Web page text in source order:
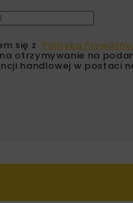
się z Polityką
otrzymywanie na
handlowej w postaci